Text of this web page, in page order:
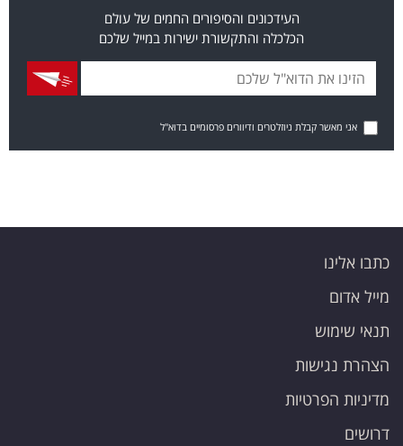
העידכונים והסיפורים החמים של עולם
הכלכלה והתקשורת ישירות במייל שלכם
אני מאשר קבלת ניוזלטרים ודיוורים פרסומיים בדוא"ל
כתבו אלינו
מייל אדום
תנאי שימוש
הצהרת נגישות
מדיניות הפרטיות
דרושים